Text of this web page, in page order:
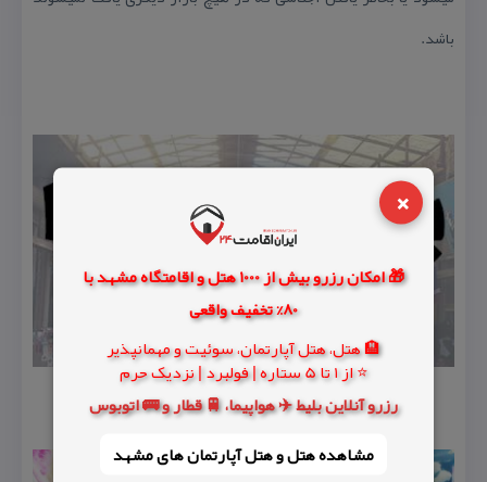
×
🎁 امکان رزرو بیش از 1000 هتل و اقامتگاه مشهد با
80% تخفیف واقعی
🏨 هتل، هتل آپارتمان، سوئیت و مهمانپذیر
⭐ از 1 تا 5 ستاره | فولبرد | نزدیک حرم
رزرو آنلاین بلیط ✈️ هواپیما، 🚆 قطار و 🚌 اتوبوس
مشاهده هتل و هتل‌ آپارتمان های مشهد
باشد.